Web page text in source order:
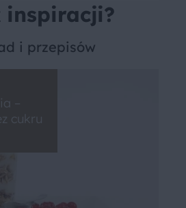
inspiracji?
i przepisów
–
cukru